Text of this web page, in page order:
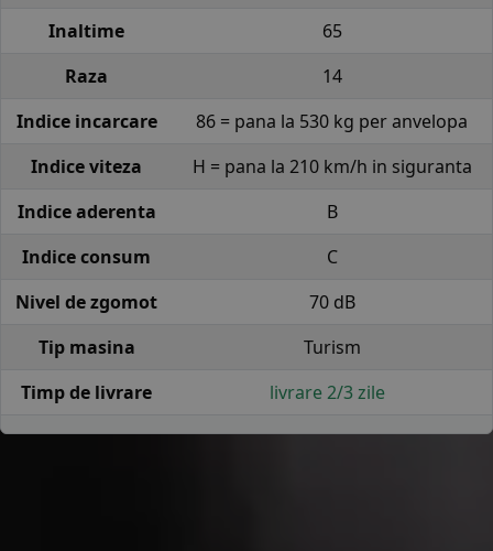
Inaltime
65
Raza
14
Indice incarcare
86 = pana la 530 kg per anvelopa
Indice viteza
H = pana la 210 km/h in siguranta
Indice aderenta
B
Indice consum
C
Nivel de zgomot
70 dB
Tip masina
Turism
Timp de livrare
livrare 2/3 zile